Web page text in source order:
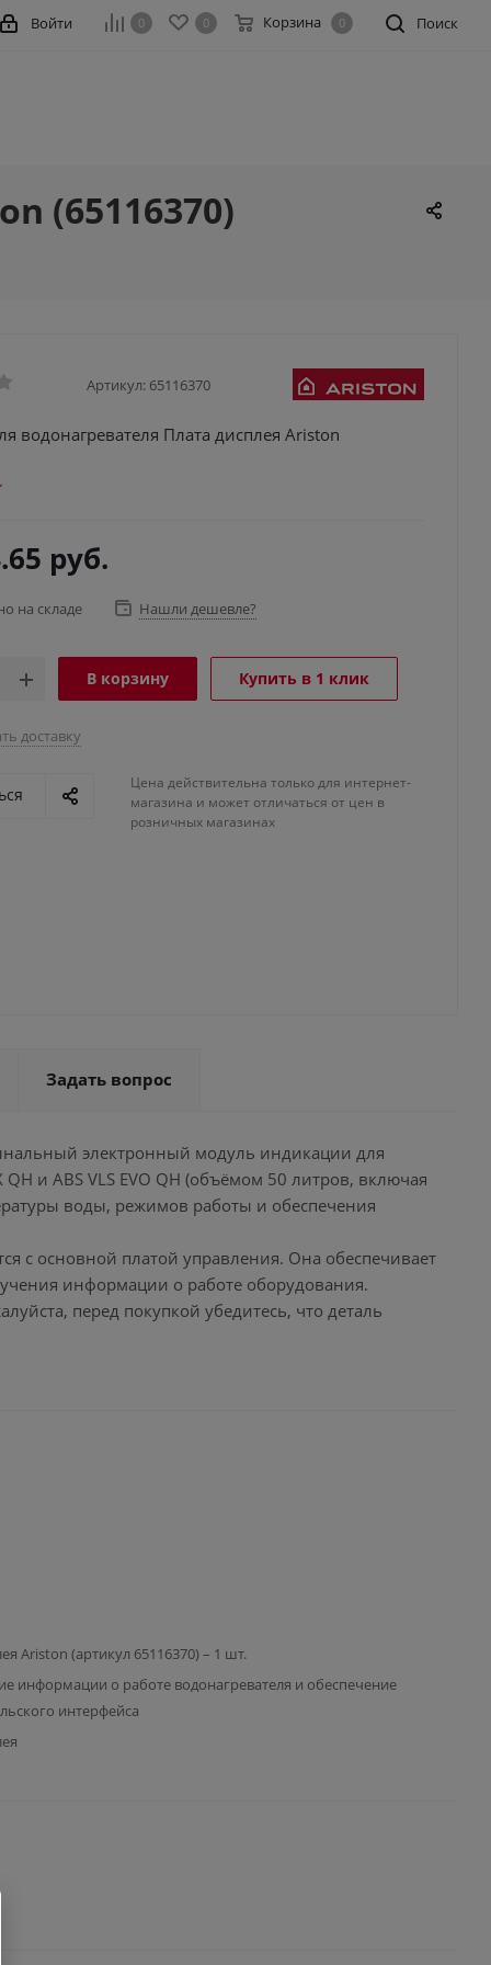
Поиск
0 0 Корзина 0
Войти
(65116370)
Артикул: 65116370
водонагревателя Плата дисплея Ariston
руб.
на складе Нашли дешевле?
В корзину Купить в 1 клик
доставку
Цена действительна только для интернет-
магазина и может отличаться от цен в
розничных магазинах
Задать вопрос
электронный модуль индикации для
и ABS VLS EVO QH (объёмом 50 литров, включая
воды, режимов работы и обеспечения
с основной платой управления. Она обеспечивает
информации о работе оборудования.
перед покупкой убедитесь, что деталь
Ariston (артикул 65116370) – 1 шт.
информации о работе водонагревателя и обеспечение
интерфейса